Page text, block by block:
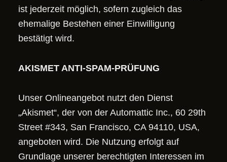
ist jederzeit möglich, sofern zugleich das
ehemalige Bestehen einer Einwilligung
bestätigt wird.
AKISMET ANTI-SPAM-PRÜFUNG
Unser Onlineangebot nutzt den Dienst
„Akismet“, der von der Automattic Inc., 60 29th
Street #343, San Francisco, CA 94110, USA,
angeboten wird. Die Nutzung erfolgt auf
Grundlage unserer berechtigten Interessen im